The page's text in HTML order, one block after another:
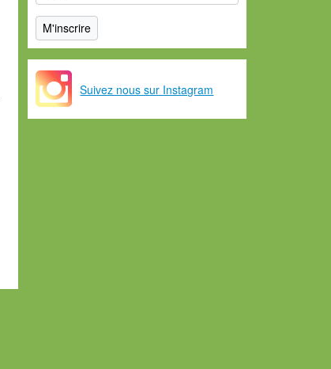
Suivez nous sur Instagram